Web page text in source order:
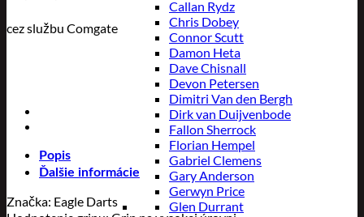
Callan Rydz
Chris Dobey
Connor Scutt
Damon Heta
Dave Chisnall
Devon Petersen
Dimitri Van den Bergh
Dirk van Duijvenbode
Fallon Sherrock
Florian Hempel
Gabriel Clemens
Gary Anderson
Gerwyn Price
Glen Durrant
cez službu Comgate
Popis
Ďalšie informácie
Značka: Eagle Darts